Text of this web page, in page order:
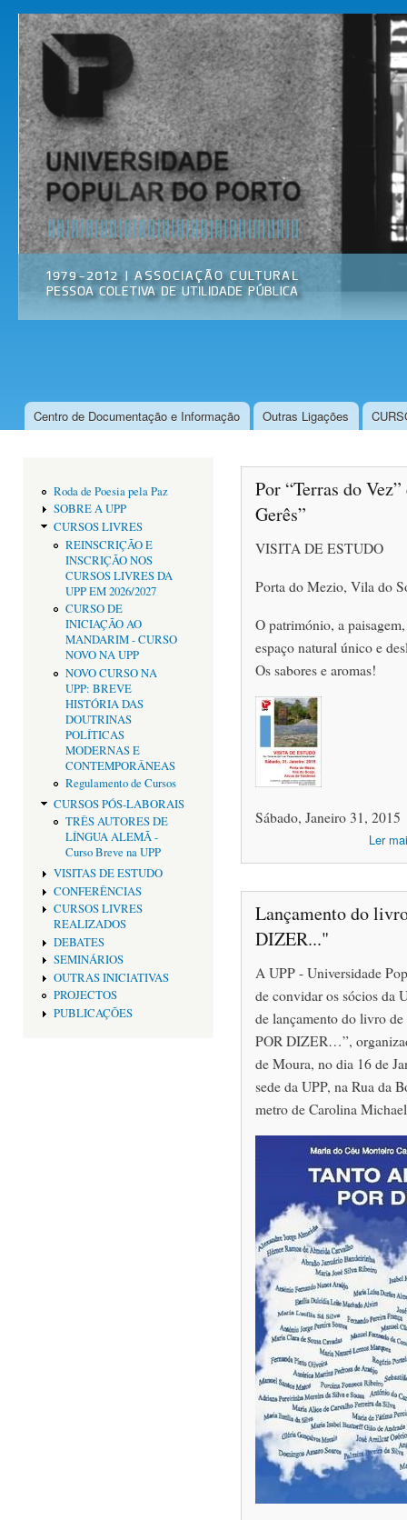
Universidade
Popular do
Porto
Associação
Cultural
Menu principal
Centro de Documentação e Informação Outras Ligações
Roda de Poesia pela Paz
SOBRE A UPP
CURSOS LIVRES
REINSCRIÇÃO E
INSCRIÇÃO NOS
CURSOS LIVRES DA
UPP EM 2026/2027
CURSO DE
INICIAÇÃO AO
MANDARIM - CURSO
NOVO NA UPP
NOVO CURSO NA
UPP: BREVE
HISTÓRIA DAS
DOUTRINAS
POLÍTICAS
MODERNAS E
CONTEMPORÂNEAS
Regulamento de Cursos
CURSOS PÓS-LABORAIS
TRÊS AUTORES DE
LÍNGUA ALEMÃ -
Curso Breve na UPP
VISITAS DE ESTUDO
CONFERÊNCIAS
CURSOS LIVRES
REALIZADOS
DEBATES
SEMINÁRIOS
OUTRAS INICIATIVAS
PROJECTOS
PUBLICAÇÕES
Por “Terras do
Gerês”
VISITA DE ESTUDO
Porta do Mezio, Vila do
O património, a
espaço natural único e
Os sabores e aromas!
Sábado, Janeiro 31, 2015
Ler
Lançamento do
DIZER..."
A UPP - Universidade
de convidar os sócios da
de lançamento do livro
POR DIZER…”,
de Moura, no dia 16 de
sede da UPP, na Rua da
metro de Carolina